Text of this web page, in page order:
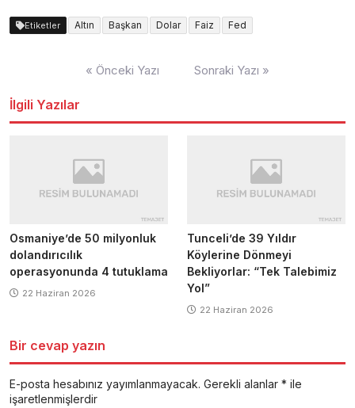
Etiketler Altın Başkan Dolar Faiz Fed
« Önceki Yazı Sonraki Yazı »
İlgili Yazılar
Osmaniye’de 50 milyonluk
dolandırıcılık
operasyonunda 4 tutuklama
22 Haziran 2026
Tunceli’de 39 Yıldır
Köylerine Dönmeyi
Bekliyorlar: “Tek Talebimiz
Yol”
22 Haziran 2026
Bir cevap yazın
E-posta hesabınız yayımlanmayacak. Gerekli alanlar * ile
işaretlenmişlerdir